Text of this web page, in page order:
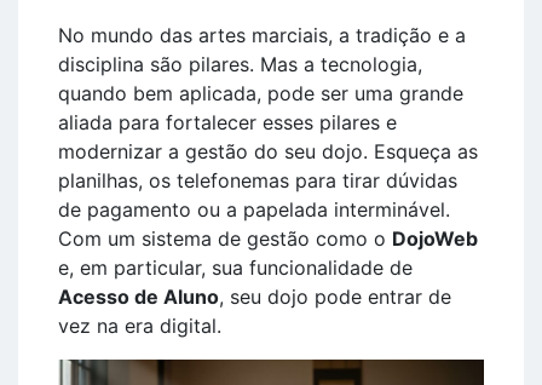
No mundo das artes marciais, a tradição e a
disciplina são pilares. Mas a tecnologia,
quando bem aplicada, pode ser uma grande
aliada para fortalecer esses pilares e
modernizar a gestão do seu dojo. Esqueça as
planilhas, os telefonemas para tirar dúvidas
de pagamento ou a papelada interminável.
Com um sistema de gestão como o DojoWeb
e, em particular, sua funcionalidade de
Acesso de Aluno, seu dojo pode entrar de
vez na era digital.